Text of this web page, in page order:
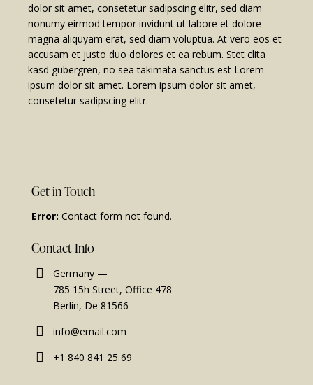
dolor sit amet, consetetur sadipscing elitr, sed diam
nonumy eirmod tempor invidunt ut labore et dolore
magna aliquyam erat, sed diam voluptua. At vero eos et
accusam et justo duo dolores et ea rebum. Stet clita
kasd gubergren, no sea takimata sanctus est Lorem
ipsum dolor sit amet. Lorem ipsum dolor sit amet,
consetetur sadipscing elitr.
Get in Touch
Error: Contact form not found.
Contact Info
Germany —
785 15h Street, Office 478
Berlin, De 81566
info@email.com
+1 840 841 25 69